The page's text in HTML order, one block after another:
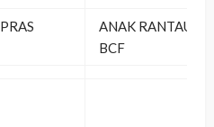
PRAS
ANAK RANTAU
BCF